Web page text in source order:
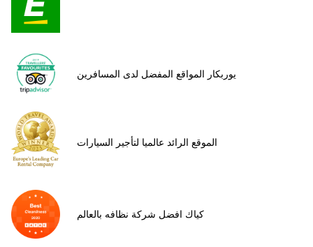
يوربكار المواقع المفضل لدى المسافرين
الموقع الرائد عالميا لتأجير السيارات
كياك افضل شركة نظافه بالعالم